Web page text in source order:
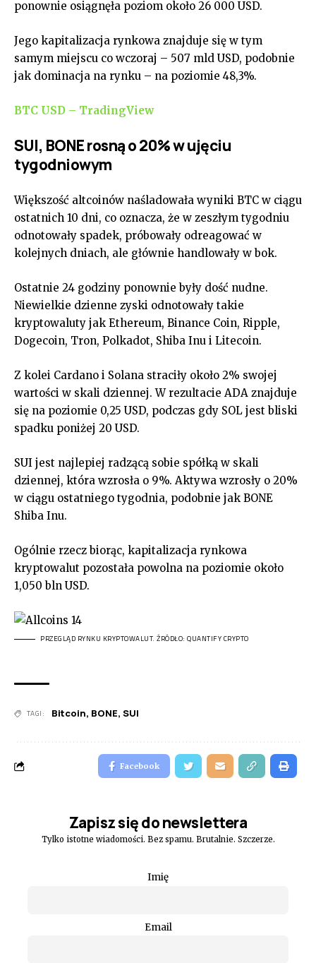
ponownie osiągnęła poziom około 26 000 USD.
Jego kapitalizacja rynkowa znajduje się w tym
samym miejscu co wczoraj – 507 mld USD, podobnie
jak dominacja na rynku – na poziomie 48,3%.
BTC USD – TradingView
SUI, BONE rosną o 20% w ujęciu
tygodniowym
Większość altcoinów naśladowała wyniki BTC w ciągu
ostatnich 10 dni, co oznacza, że w zeszłym tygodniu
odnotowały spadek, próbowały odreagować w
kolejnych dniach, ale głównie handlowały w bok.
Ostatnie 24 godziny ponownie były dość nudne.
Niewielkie dzienne zyski odnotowały takie
kryptowaluty jak Ethereum, Binance Coin, Ripple,
Dogecoin, Tron, Polkadot, Shiba Inu i Litecoin.
Z kolei Cardano i Solana straciły około 2% swojej
wartości w skali dziennej. W rezultacie ADA znajduje
się na poziomie 0,25 USD, podczas gdy SOL jest bliski
spadku poniżej 20 USD.
SUI jest najlepiej radzącą sobie spółką w skali
dziennej, która wzrosła o 9%. Aktywa wzrosły o 20%
w ciągu ostatniego tygodnia, podobnie jak BONE
Shiba Inu.
Ogólnie rzecz biorąc, kapitalizacja rynkowa
kryptowalut pozostała powolna na poziomie około
1,050 bln USD.
PRZEGLĄD RYNKU KRYPTOWALUT. ŹRÓDŁO: QUANTIFY CRYPTO
TAGI: Bitcoin, BONE, SUI
Facebook
Zapisz się do newslettera
Tylko istotne wiadomości. Bez spamu. Brutalnie. Szczerze.
Imię
Email